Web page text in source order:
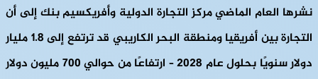
نشرها العام الماضي مركز التجارة الدولية وأفريكسيم بنك إلى أن
التجارة بين أفريقيا ومنطقة البحر الكاريبي قد ترتفع إلى 1.8 مليار
دولار سنويًا بحلول عام 2028 – ارتفاعًا من حوالي 700 مليون دولار